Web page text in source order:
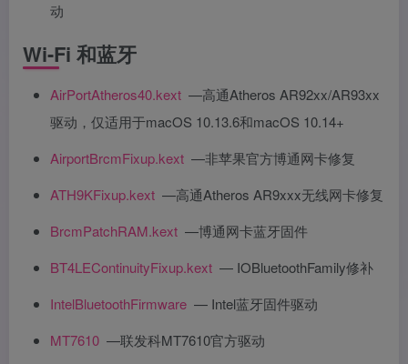
动
Wi-Fi 和蓝牙
AirPortAtheros40.kext —高通Atheros AR92xx/AR93xx
驱动，仅适用于macOS 10.13.6和macOS 10.14+
AirportBrcmFixup.kext —非苹果官方博通网卡修复
ATH9KFixup.kext —高通Atheros AR9xxx无线网卡修复
BrcmPatchRAM.kext —博通网卡蓝牙固件
BT4LEContinuityFixup.kext — IOBluetoothFamily修补
IntelBluetoothFirmware — Intel蓝牙固件驱动
MT7610 —联发科MT7610官方驱动